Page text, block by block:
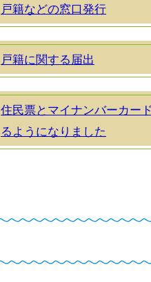
戸籍などの窓口発行
戸籍に関する届出
住民票とマイナンバーカー
るようになりました